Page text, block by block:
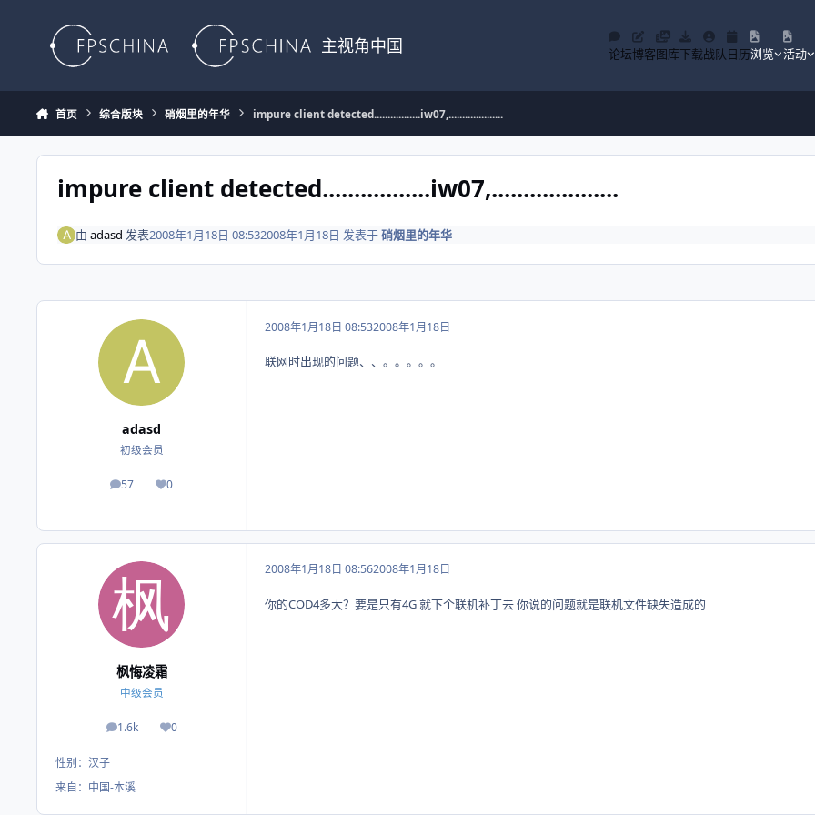
主视角中国 论坛博客图库下载战队 日历浏览 活动
首页 综合版块 硝烟里的年华 impure client detected.................iw07,....................
impure client detected.................iw07,....................
由 adasd 发表2008年1月18日 08:532008年1月18日 发表于硝烟里的年华
adasd
初级会员
57
帖子 0
荣誉积分
2008年1月18日 08:532008年1月18日
联网时出现的问题、、。。。。。
枫悔凌霜
中级会员
1.6k
帖子 0
荣誉积分
性别： 汉子
来自： 中国-本溪
2008年1月18日 08:562008年1月18日
你的COD4多大？要是只有4G 就下个联机补丁去 你说的问题就是联机文件缺失造成的